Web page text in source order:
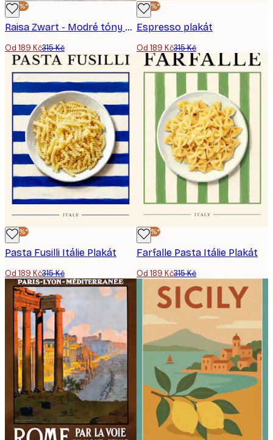
-40%*
Raisa Zwart - Modré tóny Říma Plakát
Od 189 Kč315 Kč
-40%*
Espresso plakát
Od 189 Kč315 Kč
-40%*
Pasta Fusilli Itálie Plakát
Od 189 Kč315 Kč
-40%*
Farfalle Pasta Itálie Plakát
Od 189 Kč315 Kč